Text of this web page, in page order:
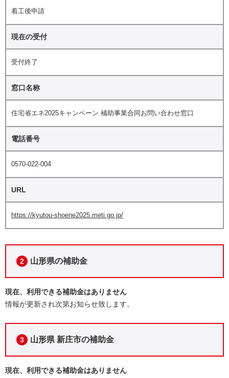
着工後申請
現在の受付
受付終了
窓口名称
住宅省エネ2025キャンペーン 補助事業合同お問い合わせ窓口
電話番号
0570-022-004
URL
https://kyutou-shoene2025.meti.go.jp/
2 山形県の補助金
現在、利用できる補助金はありません
情報が更新され次第お知らせ致します。
3 山形県 新庄市の補助金
現在、利用できる補助金はありません